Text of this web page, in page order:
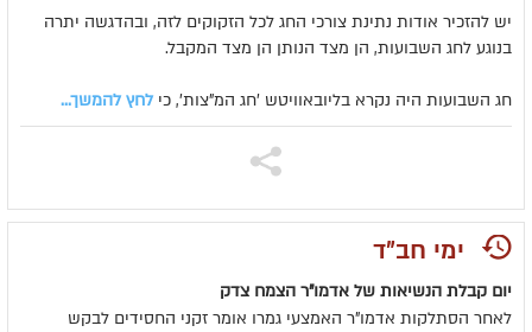
יש להזכיר אודות נתינת צורכי החג לכל הזקוקים לזה, ובהדגשה יתרה
בנוגע לחג השבועות, הן מצד הנותן הן מצד המקבל.
חג השבועות היה נקרא בליובאוויטש 'חג המ"צות', כילחץ להמשך...
ימי חב"ד
יום קבלת הנשיאות של אדמו"ר הצמח צדק
לאחר הסתלקות אדמו"ר האמצעי גמרו אומר זקני החסידים לבקש